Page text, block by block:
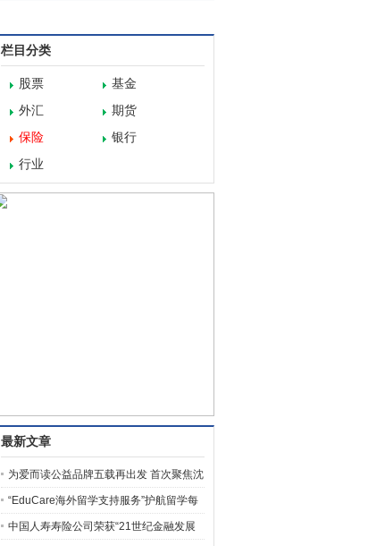
栏目分类
股票
基金
外汇
期货
保险
银行
行业
最新文章
为爱而读公益品牌五载再出发 首次聚焦沈
阳地铁外来务工人员 “朗读者+服务”双线
赋能 致敬城市建设者
“EduCare海外留学支持服务”护航留学每
一步
中国人寿寿险公司荣获“21世纪金融发展